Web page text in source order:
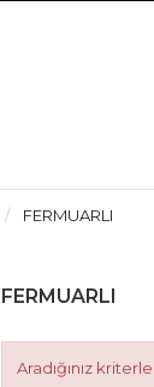
FERMUARLI
FERMUARLI
Aradığınız